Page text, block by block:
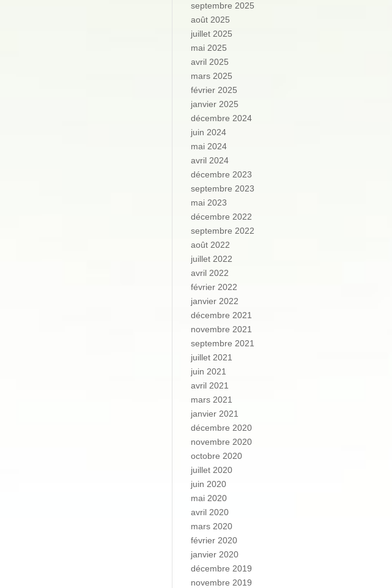
septembre 2025
août 2025
juillet 2025
mai 2025
avril 2025
mars 2025
février 2025
janvier 2025
décembre 2024
juin 2024
mai 2024
avril 2024
décembre 2023
septembre 2023
mai 2023
décembre 2022
septembre 2022
août 2022
juillet 2022
avril 2022
février 2022
janvier 2022
décembre 2021
novembre 2021
septembre 2021
juillet 2021
juin 2021
avril 2021
mars 2021
janvier 2021
décembre 2020
novembre 2020
octobre 2020
juillet 2020
juin 2020
mai 2020
avril 2020
mars 2020
février 2020
janvier 2020
décembre 2019
novembre 2019